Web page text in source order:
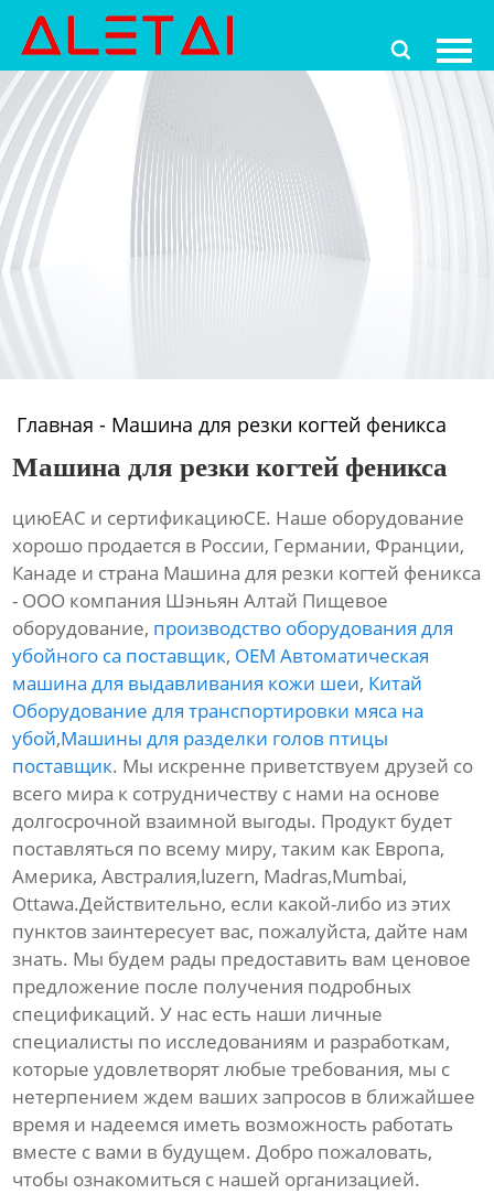

Главная
Продукция
Новости
О Hас
Контакты
Главная - Машина для резки когтей феникса
Машина для резки когтей феникса
циюЕАС и сертификациюСЕ. Наше оборудование
хорошо продается в России, Германии, Франции,
Канаде и страна Машина для резки когтей феникса
- ООО компания Шэньян Алтай Пищевое
оборудование, производство оборудования для
убойного са поставщик, OEM Автоматическая
машина для выдавливания кожи шеи, Китай
Оборудование для транспортировки мяса на
убой,Машины для разделки голов птицы
поставщик. Мы искренне приветствуем друзей со
всего мира к сотрудничеству с нами на основе
долгосрочной взаимной выгоды. Продукт будет
поставляться по всему миру, таким как Европа,
Америка, Австралия,luzern, Madras,Mumbai,
Ottawa.Действительно, если какой-либо из этих
пунктов заинтересует вас, пожалуйста, дайте нам
знать. Мы будем рады предоставить вам ценовое
предложение после получения подробных
спецификаций. У нас есть наши личные
специалисты по исследованиям и разработкам,
которые удовлетворят любые требования, мы с
нетерпением ждем ваших запросов в ближайшее
время и надеемся иметь возможность работать
вместе с вами в будущем. Добро пожаловать,
чтобы ознакомиться с нашей организацией.